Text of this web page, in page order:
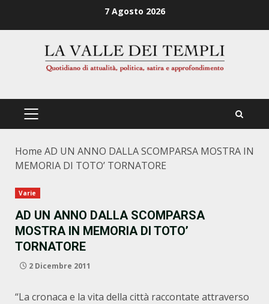
7 Agosto 2026
PRIMÄRES
Home AD UN ANNO DALLA SCOMPARSA MOSTRA IN
MEMORIA DI TOTO’ TORNATORE
Varie
AD UN ANNO DALLA SCOMPARSA
MOSTRA IN MEMORIA DI TOTO’
TORNATORE
2 Dicembre 2011
“La cronaca e la vita della città raccontate attraverso